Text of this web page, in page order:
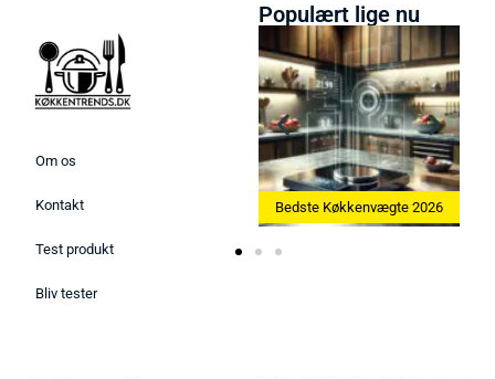
Om os
Kontakt
Test produkt
Bliv tester
Populært lige nu
Bedste Ismaskine 2026 Bedste Køkkenvægte 2026